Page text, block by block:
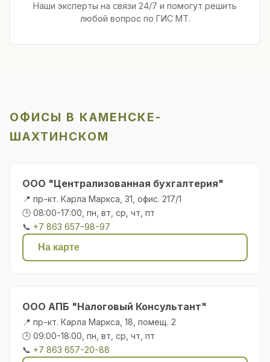
Наши эксперты на связи 24/7 и помогут решить
любой вопрос по ГИС МТ.
ОФИСЫ В КАМЕНСКЕ-
ШАХТИНСКОМ
ООО "Централизованная бухгалтерия"
📍 пр-кт. Карла Маркса, 31, офис. 217/1
🕒 08:00-17:00, пн, вт, ср, чт, пт
📞 +7 863 657-98-97
На карте
ООО АПБ "Налоговый Консультант"
📍 пр-кт. Карла Маркса, 18, помещ. 2
🕒 09:00-18:00, пн, вт, ср, чт, пт
📞 +7 863 657-20-88